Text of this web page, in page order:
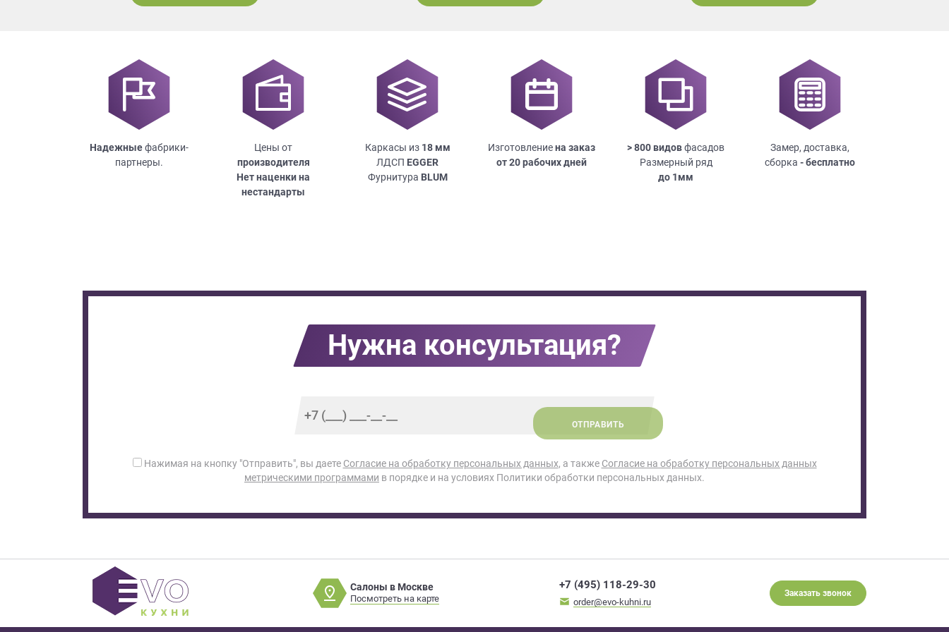
Надежныефабрики-
партнеры.
Цены от
производителя
Нет наценки на
нестандарты
Каркасы из 18мм
ЛДСП EGGER
Фурнитура BLUM
Изготовлениена заказ
от 20 рабочих дней
> 800 видовфасадов
Размерный ряд
до 1мм
Замер, доставка,
сборка - бесплатно
Нужна консультация?
ОТПРАВИТЬ
Нажимая на кнопку "Отправить", вы даете Согласие на обработку персональных данных, а также Согласие на обработку персональных данных
метрическими программами в порядке и на условиях Политики обработки персональных данных.
Салоны в Москве
Посмотреть на карте
+7 (495) 118-29-30
order@evo-kuhni.ru
Заказать звонок